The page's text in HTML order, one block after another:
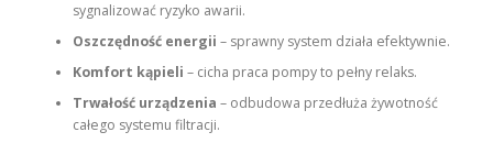
sygnalizować ryzyko awarii.
Oszczędność energii – sprawny system działa efektywnie.
Komfort kąpieli – cicha praca pompy to pełny relaks.
Trwałość urządzenia – odbudowa przedłuża żywotność
całego systemu filtracji.